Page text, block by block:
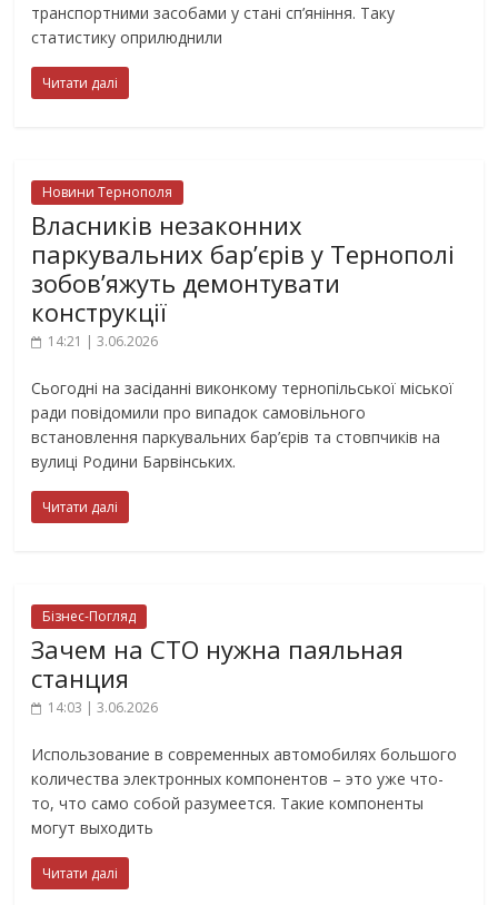
транспортними засобами у стані сп’яніння. Таку
статистику оприлюднили
Читати далі
Новини Тернополя
Власників незаконних
паркувальних бар’єрів у Тернополі
зобов’яжуть демонтувати
конструкції
14:21 | 3.06.2026
Сьогодні на засіданні виконкому тернопільської міської
ради повідомили про випадок самовільного
встановлення паркувальних бар’єрів та стовпчиків на
вулиці Родини Барвінських.
Читати далі
Бізнес-Погляд
Зачем на СТО нужна паяльная
станция
14:03 | 3.06.2026
Использование в современных автомобилях большого
количества электронных компонентов – это уже что-
то, что само собой разумеется. Такие компоненты
могут выходить
Читати далі